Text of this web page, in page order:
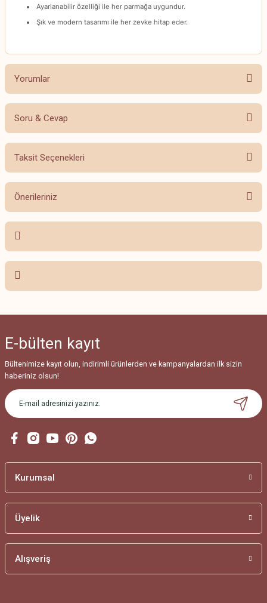
Ayarlanabilir özelliği ile her parmağa uygundur.
Şık ve modern tasarımı ile her zevke hitap eder.
Yorumlar
Soru & Cevap
Taksit Seçenekleri
Önerileriniz
Bu ürünün fiyat bilgisi, resim, ürün açıklamalarında ve diğer konularda
yetersiz gördüğünüz noktaları öneri formunu kullanarak tarafımıza
iletebilirsiniz.
Görüş ve önerileriniz için teşekkür ederiz.
Ürün fiyatı diğer sitelerden daha pahalı.
Bu ürüne benzer farklı alternatifler olmalı.
E-bülten kayıt
Bültenimize kayıt olun, indirimli ürünlerden ve kampanyalardan ilk sizin
haberiniz olsun!
Kurumsal
Üyelik
Alışveriş